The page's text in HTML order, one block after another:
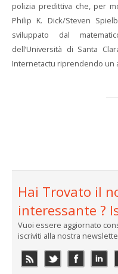
polizia predittiva che, per
Philip K. Dick/Steven
sviluppato dal
dell’Università di Santa
Internetactu riprendendo un
Hai Trovato il
interessante ?
Vuoi essere aggiornato
iscriviti alla nostra